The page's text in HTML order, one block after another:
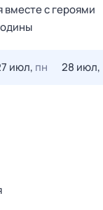
вместе с героями
июл, пн 28 июл,